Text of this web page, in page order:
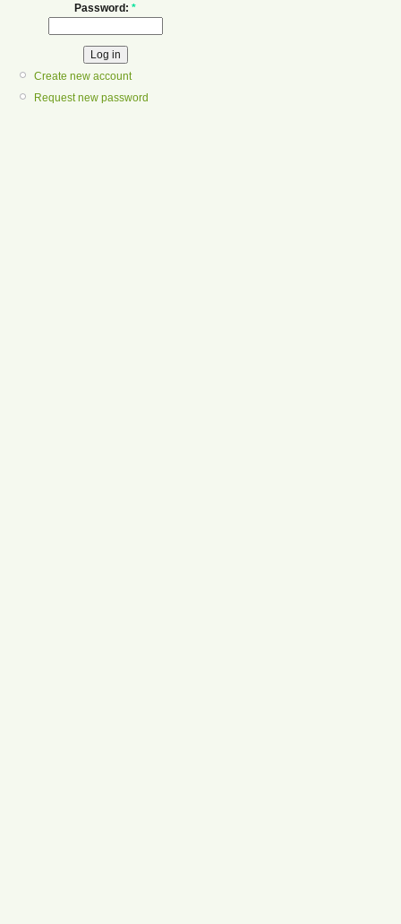
Password: *
Create new account
Request new password